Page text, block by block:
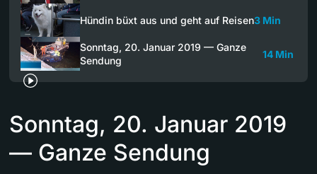
Hündin büxt aus und geht auf Reisen3 Min
Sonntag, 20. Januar 2019 — Ganze
Sendung
14 Min
Sonntag, 20. Januar 2019
— Ganze Sendung